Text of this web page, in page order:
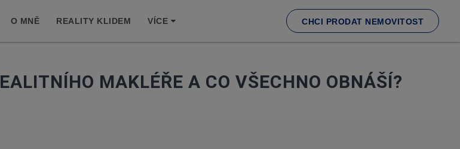
O MNĚ REALITY KLIDEM VÍCE CHCI PRODAT NEMOVITOST
MAKLÉŘE A CO VŠECHNO OBNÁŠÍ?